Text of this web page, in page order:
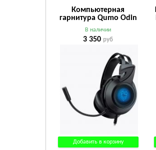
Компьютерная
гарнитура Qumo Odin
GHS 0023 черный
В наличии
3 350 руб
Добавить в корзину